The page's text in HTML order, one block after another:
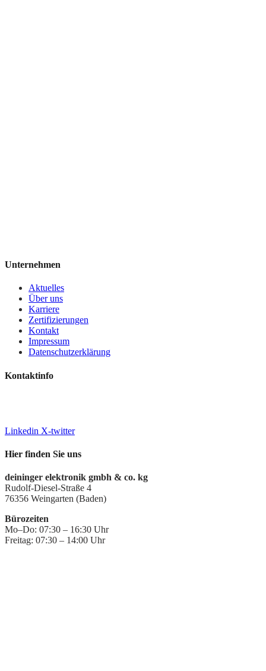
Unternehmen
Aktuelles
Über uns
Karriere
Zertifizierungen
Kontakt
Impressum
Datenschutzerklärung
Kontaktinfo
Linkedin X-twitter
Hier finden Sie uns
deininger elektronik gmbh & co. kg
Rudolf-Diesel-Straße 4
76356 Weingarten (Baden)
Bürozeiten
Mo–Do: 07:30 – 16:30 Uhr
Freitag: 07:30 – 14:00 Uhr